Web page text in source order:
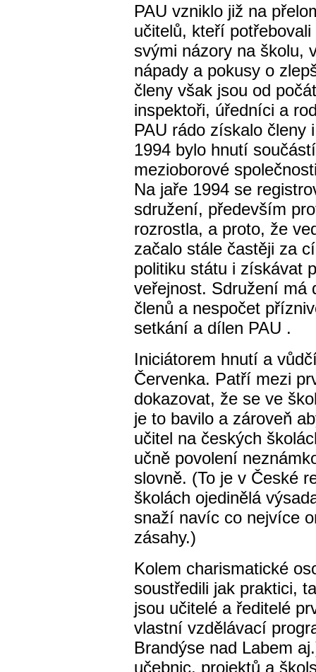
PAU vzniklo již na
učitelů, kteří
svými názory na školu,
nápady a pokusy o
členy však jsou od
inspektoři, úředníci a
PAU rádo získalo členy
1994 bylo hnutí
mezioborové
Na jaře 1994 se
sdružení, především
rozrostla, a proto, že
začalo stále častěji za
politiku státu i získávat
veřejnost. Sdružení má
členů a nespočet
setkání a dílen PAU .
Iniciátorem hnutí a
Červenka. Patří mezi
dokazovat, že se ve
je to bavilo a zároveň
učitel na českých
učně povolení
slovně. (To je v České
školách ojedinělá
snaží navíc co nejvíce
zásahy.)
Kolem charismatické
soustředili jak praktici,
jsou učitelé a ředitelé
vlastní vzdělávací
Brandýse nad Labem
učebnic, projektů a